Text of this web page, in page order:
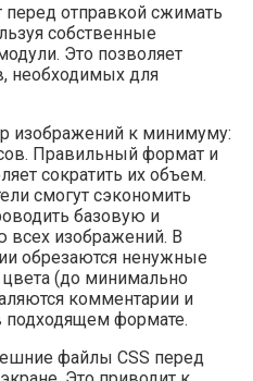
отправкой сжимать
собственные
Это позволяет
необходимых для
изображений к минимуму:
Правильный формат и
сократить их объем.
смогут сэкономить
базовую и
изображений. В
обрезаются ненужные
цвета (до минимально
комментарии и
подходящем формате.
файлы CSS перед